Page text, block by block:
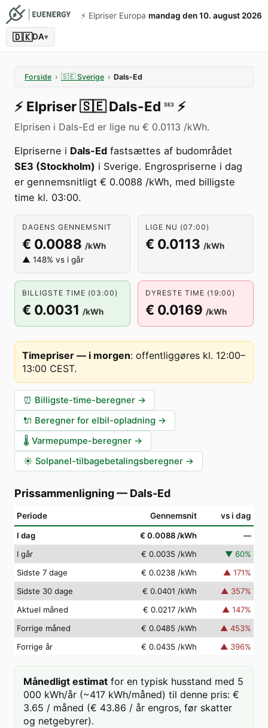
⚡️ Elpriser Europa mandag den 10. august 2026
🇩🇰DA▾
Forside › 🇸🇪 Sverige › Dals-Ed
⚡️ Elpriser🇸🇪 Dals-Ed SE3 ⚡️
Elprisen i Dals-Ed er lige nu € 0.0113 /kWh.
Elpriserne i Dals-Ed fastsættes af budområdet
SE3 (Stockholm) i Sverige. Engrospriserne i dag
er gennemsnitligt € 0.0088 /kWh, med billigste
time kl. 03:00.
DAGENS GENNEMSNIT
€ 0.0088 /kWh
▲ 148% vs i går
LIGE NU (07:00)
€ 0.0113 /kWh
BILLIGSTE TIME (03:00)
€ 0.0031 /kWh
DYRESTE TIME (19:00)
€ 0.0169 /kWh
Timepriser — i morgen: offentliggøres kl. 12:00–
13:00 CEST.
⏰ Billigste-time-beregner →
🔌 Beregner for elbil-opladning →
🌡️ Varmepumpe-beregner →
☀️ Solpanel-tilbagebetalingsberegner →
Prissammenligning— Dals-Ed
Periode Gennemsnit vs i dag
I dag € 0.0088 /kWh
—
I går
€ 0.0035 /kWh ▼ 60%
Sidste 7 dage
€ 0.0238 /kWh ▲ 171%
Sidste 30 dage
€ 0.0401 /kWh ▲ 357%
Aktuel måned
€ 0.0217 /kWh ▲ 147%
Forrige måned
€ 0.0485 /kWh ▲ 453%
Forrige år
€ 0.0435 /kWh ▲ 396%
Månedligt estimat for en typisk husstand med 5
000 kWh/år (~417 kWh/måned) til denne pris: €
3.65 / måned (€ 43.86 / år engros, før skatter
og netgebyrer).